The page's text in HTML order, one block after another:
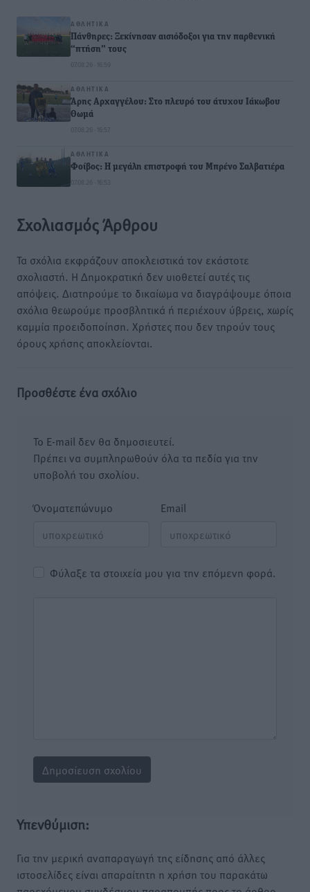
ΑΘΛΗΤΙΚΆ
Πάνθηρες: Ξεκίνησαν αισιόδοξοι για την παρθενική
“πτήση” τους
07.08.26 · 16:59
ΑΘΛΗΤΙΚΆ
Άρης Αρχαγγέλου: Στο πλευρό του άτυχου Ιάκωβου
Θωμά
07.08.26 · 16:57
ΑΘΛΗΤΙΚΆ
Φοίβος: Η μεγάλη επιστροφή του Μπρένο Σαλβατιέρα
07.08.26 · 16:53
Σχολιασμός Άρθρου
Τα σχόλια εκφράζουν αποκλειστικά τον εκάστοτε
σχολιαστή. Η Δημοκρατική δεν υιοθετεί αυτές τις
απόψεις. Διατηρούμε το δικαίωμα να διαγράψουμε όποια
σχόλια θεωρούμε προσβλητικά ή περιέχουν ύβρεις, χωρίς
καμμία προειδοποίηση. Χρήστες που δεν τηρούν τους
όρους χρήσης αποκλείονται.
Προσθέστε ένα σχόλιο
Το E-mail δεν θα δημοσιευτεί.
Πρέπει να συμπληρωθούν όλα τα πεδία για την
υποβολή του σχολίου.
Όνοματεπώνυμο Email
Φύλαξε τα στοιχεία μου για την επόμενη φορά.
Υπενθύμιση:
Για την μερική αναπαραγωγή της είδησης από άλλες
ιστοσελίδες είναι απαραίτητη η χρήση του παρακάτω